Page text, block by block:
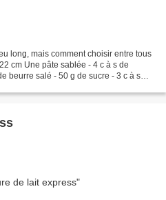
long, mais comment choisir entre tous
cm Une pâte sablée - 4 c à s de
beurre salé - 50 g de sucre - 3 c à s